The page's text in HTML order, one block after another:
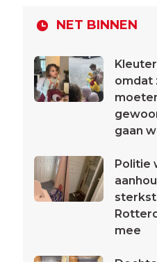
NET BINNEN
omdat
gaan
Politie
mee